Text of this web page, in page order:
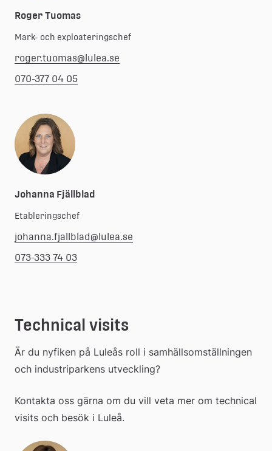
Roger Tuomas
Mark- och exploateringschef
roger.tuomas@lulea.se
070-377 04 05
Johanna Fjällblad
Etableringschef
johanna.fjallblad@lulea.se
073-333 74 03
Technical visits
Är du nyfiken på Luleås roll i samhällsomställningen
och industriparkens utveckling?
Kontakta oss gärna om du vill veta mer om technical
visits och besök i Luleå.